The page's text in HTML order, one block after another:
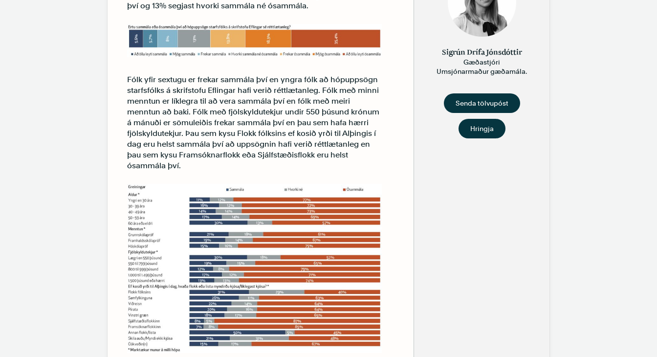
Sigrún Drífa Jónsdóttir
Gæðastjóri
Umsjónarmaður gæðamála.
Senda tölvupóst
Hringja
því og 13% segjast hvorki sammála né ósammála.
Fólk yfir sextugu er frekar sammála því en yngra fólk að hópuppsögn
starfsfólks á skrifstofu Eflingar hafi verið réttlætanleg. Fólk með minni
menntun er líklegra til að vera sammála því en fólk með meiri
menntun að baki. Fólk með fjölskyldutekjur undir 550 þúsund krónum
á mánuði er sömuleiðis frekar sammála því en þau sem hafa hærri
fjölskyldutekjur. Þau sem kysu Flokk fólksins ef kosið yrði til Alþingis í
dag eru helst sammála því að uppsögnin hafi verið réttlætanleg en
þau sem kysu Framsóknarflokk eða Sjálfstæðisflokk eru helst
ósammála því.